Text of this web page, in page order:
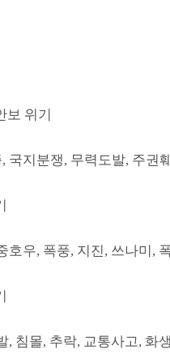
보 위기
국지분쟁, 무력도발, 주권
호우, 폭풍, 지진, 쓰나미,
, 침몰, 추락, 교통사고, 화